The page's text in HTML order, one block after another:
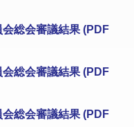
総会審議結果 (PDF
総会審議結果 (PDF
総会審議結果 (PDF